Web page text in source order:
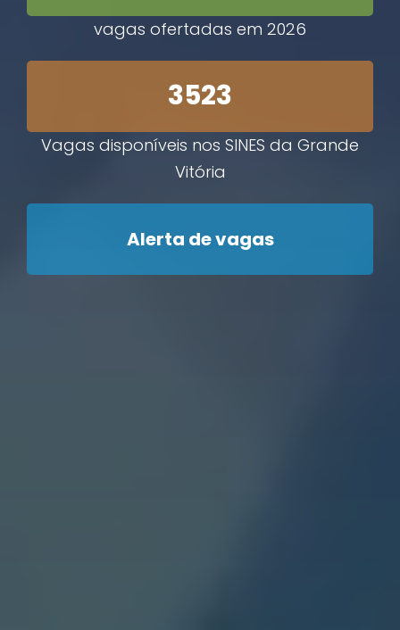
vagas ofertadas em 2026
3523
Vagas disponíveis nos SINES da Grande
Vitória
Alerta de vagas